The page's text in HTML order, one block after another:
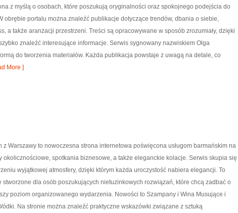
z myślą o osobach, które poszukują oryginalności oraz spokojnego podejścia do
obrębie portalu można znaleźć publikacje dotyczące trendów, dbania o siebie,
a także aranżacji przestrzeni. Treści są opracowywane w sposób zrozumiały, dzięki
znaleźć interesujące informacje. Serwis sygnowany nazwiskiem Olga
do tworzenia materiałów. Każda publikacja powstaje z uwagą na detale, co
More ]
z Warszawy to nowoczesna strona internetowa poświęcona usługom barmańskim na
okolicznościowe, spotkania biznesowe, a także eleganckie kolacje. Serwis skupia się
wyjątkowej atmosfery, dzięki którym każda uroczystość nabiera elegancji. To
stworzone dla osób poszukujących nietuzinkowych rozwiązań, które chcą zadbać o
poziom organizowanego wydarzenia. Nowości to Szampany i Wina Musujące i
Na stronie można znaleźć praktyczne wskazówki związane z sztuką